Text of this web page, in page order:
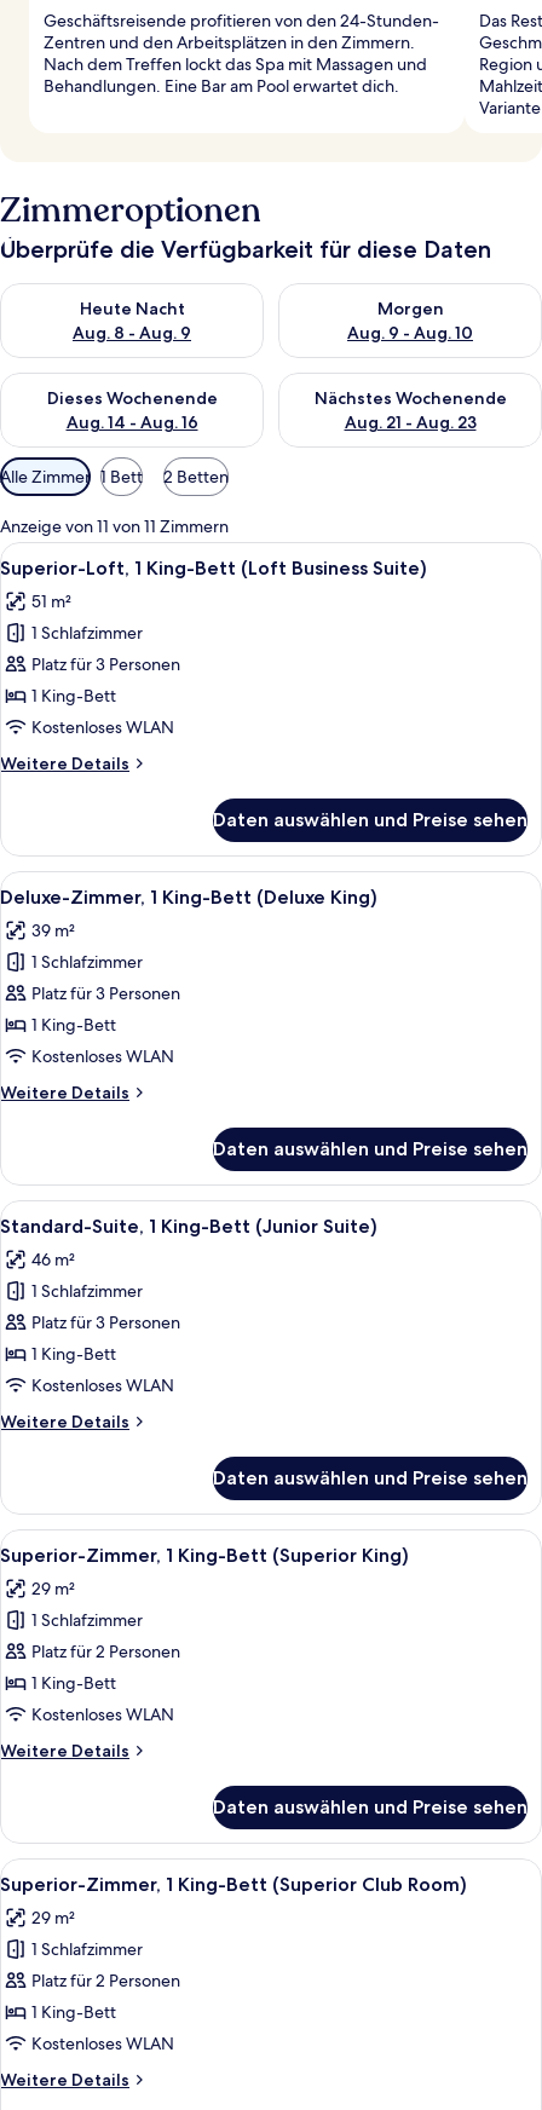
Geschäftsreisende profitieren von den 24-Stunden-
Zentren und den Arbeitsplätzen in den Zimmern.
Nach dem Treffen lockt das Spa mit Massagen und
Behandlungen. Eine Bar am Pool erwartet dich.
Das
Region
Zimmeroptionen
Überprüfe die Verfügbarkeit für diese Daten
Heute Nacht
Aug. 8 - Aug. 9
Überprüfe die Verfügbarkeit für heute Nacht, Aug. 8 - Aug. 9.
Morgen
Aug. 9 - Aug. 10
Überprüfe die Verfügbarkeit
Dieses Wochenende
Aug. 14 - Aug. 16
Überprüfe die Verfügbarkeit für dieses Wochenende, Aug. 14
Nächstes Wochenende
Aug. 21 - Aug. 23
Überprüfe die Verfügbarkeit
Verfügbare
Filter
für
Zimmer
Alle Zimmer 1 Bett 2 Betten
Anzeige von 11 von 11 Zimmern
Alle
Fotos
für
Superior-
Loft,
1 King-
Bett
Business
Ein modernes Hotelzimmer mit
8
Superior-Loft, 1 King-Bett (Loft Business Suite)
51 m²
1 Schlafzimmer
Platz für 3 Personen
1 King-Bett
Kostenloses WLAN
Weitere Details
Weitere
Loft,
1 King-
Bett
Business
Suite)
Daten auswählen und Preise sehen
Alle
Fotos
für
Deluxe-
Zimmer,
1 King-
Bett
King)
Ein modernes Hotelzimmer mit
4
Deluxe-Zimmer, 1 King-Bett (Deluxe King)
39 m²
1 Schlafzimmer
Platz für 3 Personen
1 King-Bett
Kostenloses WLAN
Weitere Details
Weitere
Zimmer,
1 King-
Bett
King)
Daten auswählen und Preise sehen
Alle
Fotos
für
Standard-
Suite,
1 King-
Bett
Suite)
Ein modernes Hotelzimmer mit
10
Standard-Suite, 1 King-Bett (Junior Suite)
46 m²
1 Schlafzimmer
Platz für 3 Personen
1 King-Bett
Kostenloses WLAN
Weitere Details
Weitere
Suite,
1 King-
Bett
(Junior
Suite)
Daten auswählen und Preise sehen
Alle
Fotos
für
Superior-
Zimmer,
1 King-
Bett
King)
Ein modernes Hotelzimmer mit zwei
5
Superior-Zimmer, 1 King-Bett (Superior King)
29 m²
1 Schlafzimmer
Platz für 2 Personen
1 King-Bett
Kostenloses WLAN
Weitere Details
Weitere
Zimmer,
1 King-
Bett
(Superior
King)
Daten auswählen und Preise sehen
Alle
Fotos
für
Superior-
Zimmer,
1 King-
Bett
Club
Ein Hotelzimmer mit einem Bett,
6
Superior-Zimmer, 1 King-Bett (Superior Club Room)
29 m²
1 Schlafzimmer
Platz für 2 Personen
1 King-Bett
Kostenloses WLAN
Weitere Details
Weitere